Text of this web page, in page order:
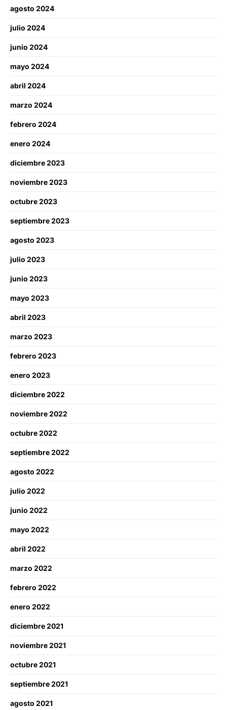
agosto 2024
julio 2024
junio 2024
mayo 2024
abril 2024
marzo 2024
febrero 2024
enero 2024
diciembre 2023
noviembre 2023
octubre 2023
septiembre 2023
agosto 2023
julio 2023
junio 2023
mayo 2023
abril 2023
marzo 2023
febrero 2023
enero 2023
diciembre 2022
noviembre 2022
octubre 2022
septiembre 2022
agosto 2022
julio 2022
junio 2022
mayo 2022
abril 2022
marzo 2022
febrero 2022
enero 2022
diciembre 2021
noviembre 2021
octubre 2021
septiembre 2021
agosto 2021